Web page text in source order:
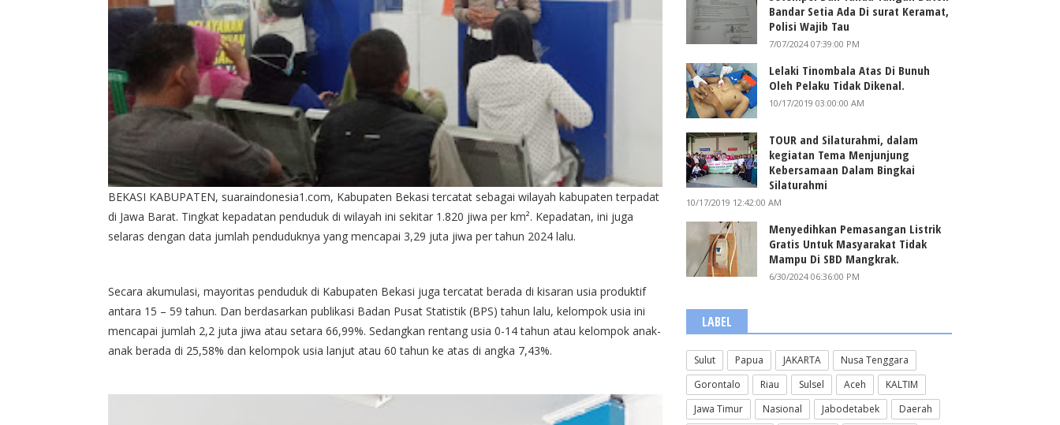
BEKASI KABUPATEN, suaraindonesia1.com, Kabupaten Bekasi tercatat sebagai wilayah kabupaten terpadat
di Jawa Barat. Tingkat kepadatan penduduk di wilayah ini sekitar 1.820 jiwa per km². Kepadatan, ini juga
selaras dengan data jumlah penduduknya yang mencapai 3,29 juta jiwa per tahun 2024 lalu.
Secara akumulasi, mayoritas penduduk di Kabupaten Bekasi juga tercatat berada di kisaran usia produktif
antara 15 – 59 tahun. Dan berdasarkan publikasi Badan Pusat Statistik (BPS) tahun lalu, kelompok usia ini
mencapai jumlah 2,2 juta jiwa atau setara 66,99%. Sedangkan rentang usia 0-14 tahun atau kelompok anak-
anak berada di 25,58% dan kelompok usia lanjut atau 60 tahun ke atas di angka 7,43%.
Bandar Setia Ada Di surat Keramat,
Polisi Wajib Tau
7/07/2024 07:39:00 PM
Lelaki Tinombala Atas Di Bunuh
Oleh Pelaku Tidak Dikenal.
10/17/2019 03:00:00 AM
TOUR and Silaturahmi, dalam
kegiatan Tema Menjunjung
Kebersamaan Dalam Bingkai
Silaturahmi
10/17/2019 12:42:00 AM
Menyedihkan Pemasangan Listrik
Gratis Untuk Masyarakat Tidak
Mampu Di SBD Mangkrak.
6/30/2024 06:36:00 PM
LABEL
Sulut Papua JAKARTA
Nusa Tenggara
Gorontalo
Riau Sulsel Aceh
KALTIM
Jawa Timur
Nasional Jabodetabek
Daerah